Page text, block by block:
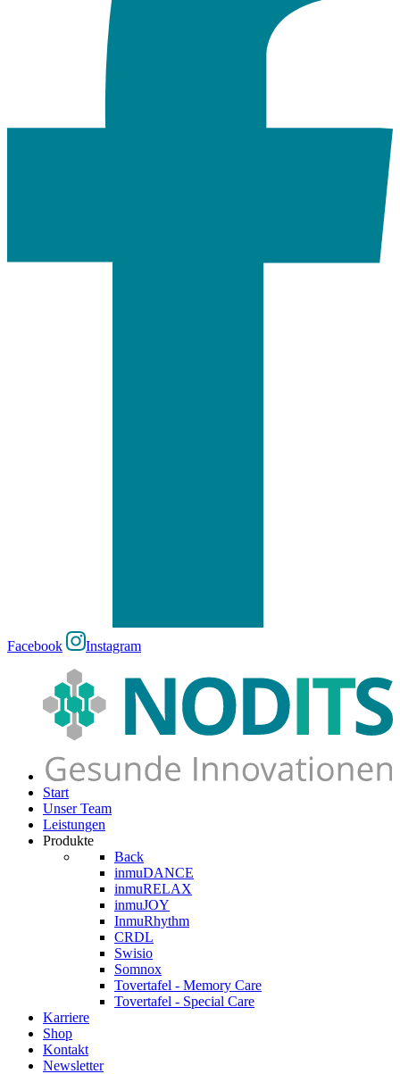
Facebook Instagram
Start
Unser Team
Leistungen
Produkte
Back
inmuDANCE
inmuRELAX
inmuJOY
InmuRhythm
CRDL
Swisio
Somnox
Tovertafel - Memory Care
Tovertafel - Special Care
Karriere
Shop
Kontakt
Newsletter